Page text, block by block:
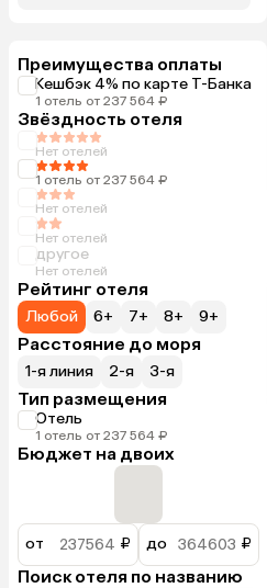
Преимущества оплаты
Кешбэк 4% по карте Т-Банка
1 отель от 237 564 ₽
Звёздность отеля
Нет отелей
1 отель от 237 564 ₽
Нет отелей
Нет отелей
другое
Нет отелей
Рейтинг отеля
Любой 6+ 7+ 8+ 9+
Расстояние до моря
1-я линия 2-я 3-я
Тип размещения
Отель
1 отель от 237 564 ₽
Бюджет на двоих
от ₽ до ₽
Поиск отеля по названию